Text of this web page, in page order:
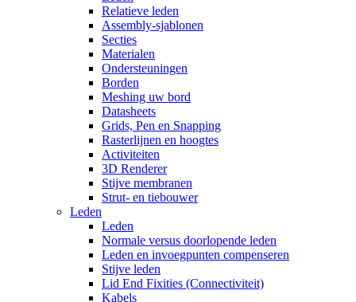
Relatieve leden
Assembly-sjablonen
Secties
Materialen
Ondersteuningen
Borden
Meshing uw bord
Datasheets
Grids, Pen en Snapping
Rasterlijnen en hoogtes
Activiteiten
3D Renderer
Stijve membranen
Strut- en tiebouwer
Leden
Leden
Normale versus doorlopende leden
Leden en invoegpunten compenseren
Stijve leden
Lid End Fixities (Connectiviteit)
Kabels